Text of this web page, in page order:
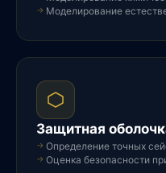
Моделирование
Защитная
Определение точных
Оценка безопасности